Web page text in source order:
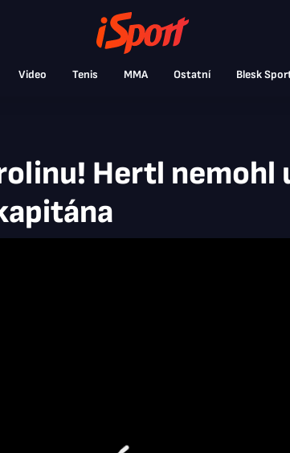
Video Tenis MMA Ostatní Blesk
Hertl